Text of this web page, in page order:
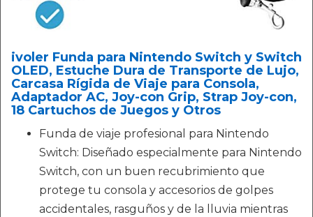
ivoler Funda para Nintendo Switch y Switch
OLED, Estuche Dura de Transporte de Lujo,
Carcasa Rígida de Viaje para Consola,
Adaptador AC, Joy-con Grip, Strap Joy-con,
18 Cartuchos de Juegos y Otros
Funda de viaje profesional para Nintendo
Switch: Diseñado especialmente para Nintendo
Switch, con un buen recubrimiento que
protege tu consola y accesorios de golpes
accidentales, rasguños y de la lluvia mientras